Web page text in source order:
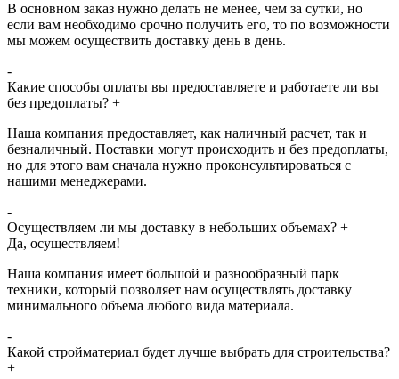
В основном заказ нужно делать не менее, чем за сутки, но
если вам необходимо срочно получить его, то по возможности
мы можем осуществить доставку день в день.
-
Какие способы оплаты вы предоставляете и работаете ли вы
без предоплаты? +
Наша компания предоставляет, как наличный расчет, так и
безналичный. Поставки могут происходить и без предоплаты,
но для этого вам сначала нужно проконсультироваться с
нашими менеджерами.
-
Осуществляем ли мы доставку в небольших объемах? +
Да, осуществляем!
Наша компания имеет большой и разнообразный парк
техники, который позволяет нам осуществлять доставку
минимального объема любого вида материала.
-
Какой стройматериал будет лучше выбрать для строительства?
+